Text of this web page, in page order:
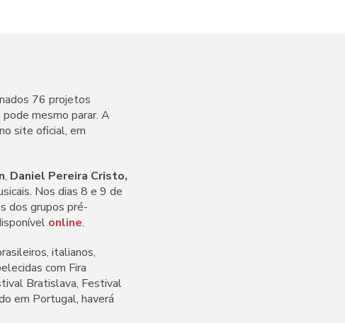
76 projetos
mesmo parar. A
site oficial, em
, Daniel Pereira Cristo,
Nos dias 8 e 9 de
dos grupos pré-
online.
italianos,
com Fira
Bratislava, Festival
em Portugal, haverá